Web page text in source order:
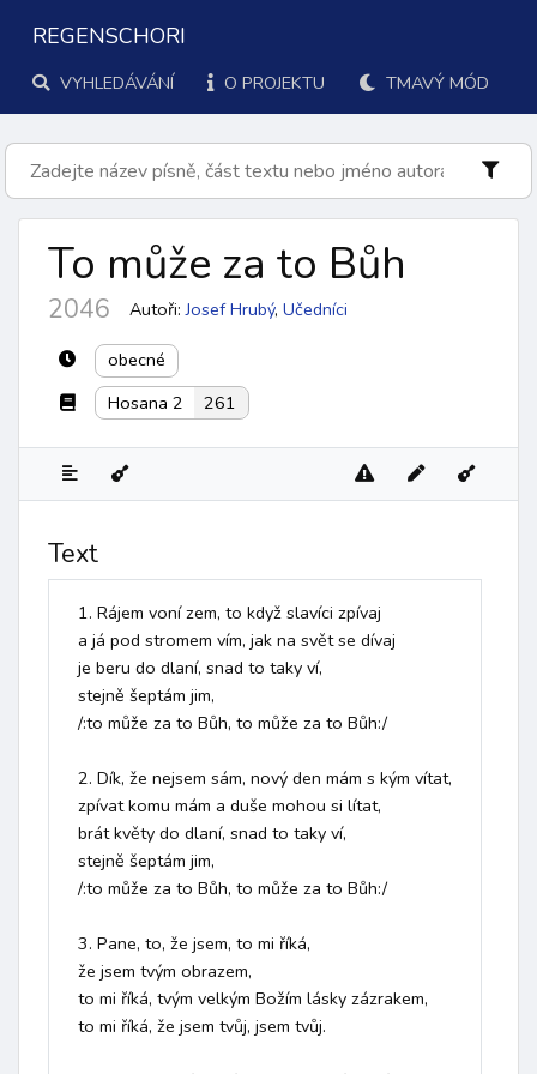
REGENSCHORI
VYHLEDÁVÁNÍ O PROJEKTU TMAVÝ MÓD
To může za to Bůh
2046 Autoři: Josef Hrubý, Učedníci
obecné
Hosana 2
261
Text
1. Rájem voní zem, to když slavíci zpívaj
a já pod stromem vím, jak na svět se dívaj
je beru do dlaní, snad to taky ví,
stejně šeptám jim,
/:to může za to Bůh, to může za to Bůh:/
2. Dík, že nejsem sám, nový den mám s kým vítat,
zpívat komu mám a duše mohou si lítat,
brát květy do dlaní, snad to taky ví,
stejně šeptám jim,
/:to může za to Bůh, to může za to Bůh:/
3. Pane, to, že jsem, to mi říká,
že jsem tvým obrazem,
to mi říká, tvým velkým Božím lásky zázrakem,
to mi říká, že jsem tvůj, jsem tvůj.